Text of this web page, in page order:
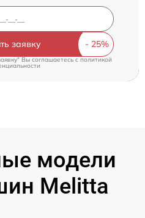
заявку
Вы соглашаетесь cполитикой
модели
Melitta